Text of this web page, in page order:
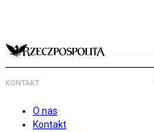
KONTAKT
O nas
Kontakt